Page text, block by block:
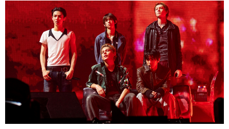
Chính trị
Đảng
Tổ chức nhân sự
Quốc hội
Nhận diện sự thật
Xã hội
Tin 24h
Giáo dục
Dự báo thời tiết
Dấu ấn VOV
Việc làm
Biển đảo